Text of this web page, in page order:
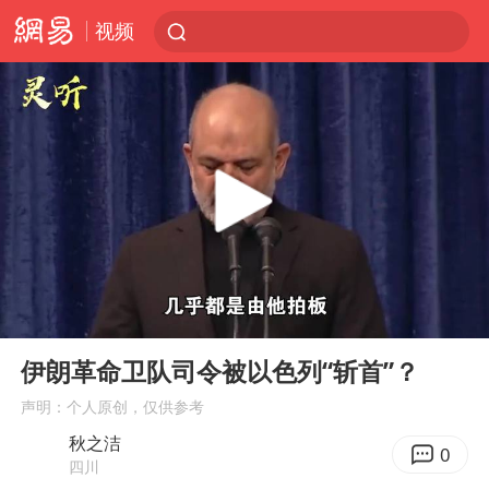
视频
伊朗革命卫队司令被以色列“斩首”？
声明：个人原创，仅供参考
秋之洁
四川 0